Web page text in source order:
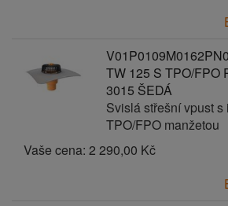
TW 125 S TPO/FPO
3015 ŠEDÁ
Svislá střešní vpust s
TPO/FPO manžetou
Vaše cena: 2 290,00 Kč